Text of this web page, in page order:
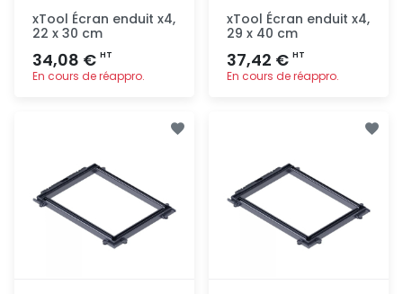
xTool Écran enduit x4,
22 x 30 cm
34,08 € HT
En cours de réappro.
xTool Écran enduit x4,
29 x 40 cm
37,42 € HT
En cours de réappro.